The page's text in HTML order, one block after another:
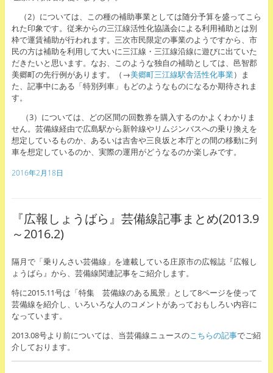
（2）については、この種の補助事業としては随分予算を盛ってこら
れた印象です。従来からの三江線活性化協議会による利用補助とは別
枠で運賃補助が行われます。三次市民限定の事業のようですから、市
民の方は補助を利用して大いに三江線・三江線沿線に遊びに出ていた
だきたいと思います。なお、このような独自の補助としては、邑智郡
美郷町の先行例があります。（→美郷町三江線駅舎活性化事業）ま
た、記事中にある「特別列車」もどのようなものになるか期待されま
す。
（3）については、どの区間の回数券を購入するのかよくわかりま
せん。芸備線経由で広島駅から新幹線やリムジンバスへの乗り換えを
想定しているものか、あるいは吉舎や三良坂と本庁との間の移動に列
車を想定しているのか、実際の運用がどうなるのか楽しみです。
2016年2月18日
『広報しょうばら』芸備線記事まとめ(2013.9
～2016.2)
隔月で「乗りんさい芸備線」を連載している庄原市の広報誌『広報し
ょうばら』から、芸備線関連記事をご紹介します。
特に2015.11号は「特集 芸備線のある風景」として8ページを使って
芸備線を紹介し、いろいろな人のコメントがあっておもしろい内容に
なっています。
2013.08号より前については、当芸備線ニュースのこちらの記事でご紹
介しております。